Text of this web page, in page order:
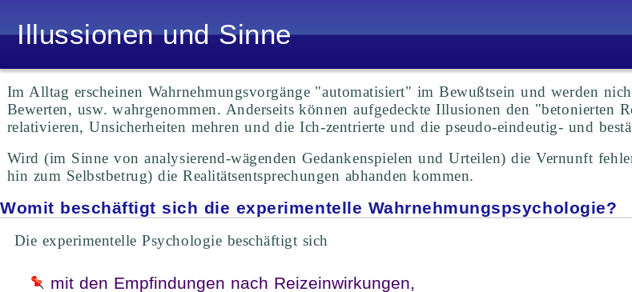
Illussionen und Sinne
Im Alltag erscheinen Wahrnehmungsvorgänge "automatisiert" im Bewußtsein und werden
Bewerten, usw. wahrgenommen. Anderseits können aufgedeckte Illusionen den
relativieren, Unsicherheiten mehren und die Ich-zentrierte und die pseudo-eindeutig- und
Wird (im Sinne von analysierend-wägenden Gedankenspielen und Urteilen) die Vernunft
hin zum Selbstbetrug) die Realitätsentsprechungen abhanden kommen.
Womit beschäftigt sich die experimentelle Wahrnehmungspsychologie?
Die experimentelle Psychologie beschäftigt sich
mit den Empfindungen nach Reizeinwirkungen,